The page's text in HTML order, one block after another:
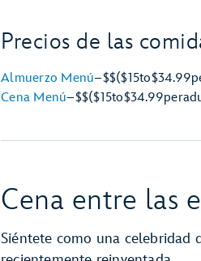
Precios de las
Almuerzo Menú–$$($15to$34.99
Cena Menú–$$($15to$34.99per
Cena entre las
Siéntete como una celebridad